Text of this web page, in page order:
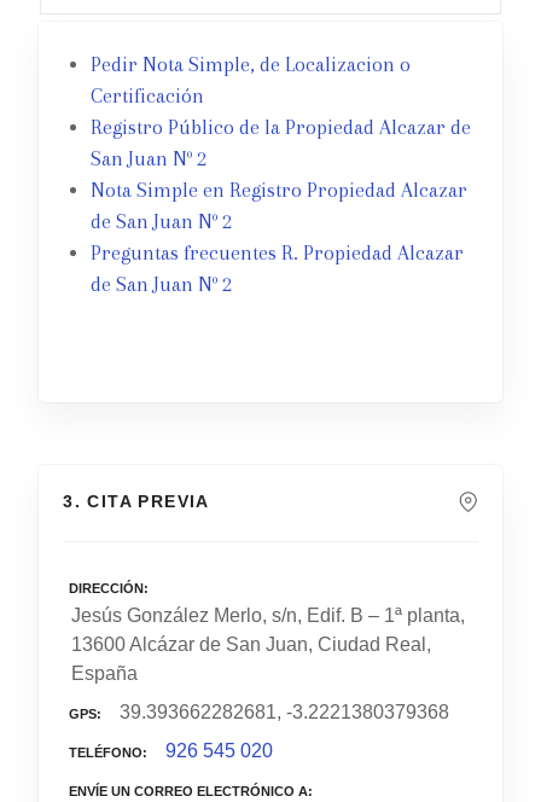
Pedir Nota Simple, de Localizacion o
Certificación
Registro Público de la Propiedad Alcazar de
San Juan Nº 2
Nota Simple en Registro Propiedad Alcazar
de San Juan Nº 2
Preguntas frecuentes R. Propiedad Alcazar
de San Juan Nº 2
3. CITA PREVIA
DIRECCIÓN
Jesús González Merlo, s/n, Edif. B – 1ª planta,
13600 Alcázar de San Juan, Ciudad Real,
España
GPS 39.393662282681, -3.2221380379368
TELÉFONO 926 545 020
ENVÍE UN CORREO ELECTRÓNICO A